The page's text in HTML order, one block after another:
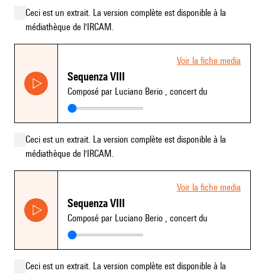
Ceci est un extrait. La version complète est disponible à la
médiathèque de l'IRCAM.
Voir la fiche media
Sequenza VIII
Composé par Luciano Berio , concert du
Ceci est un extrait. La version complète est disponible à la
médiathèque de l'IRCAM.
Voir la fiche media
Sequenza VIII
Composé par Luciano Berio , concert du
Ceci est un extrait. La version complète est disponible à la